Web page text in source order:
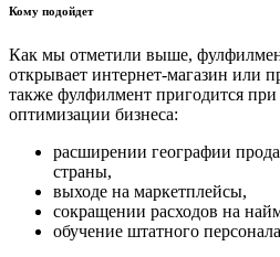
Кому подойдет
Как мы отметили выше,
открывает интернет-магазин или
также фулфилмент пригодится
оптимизации бизнеса:
расширении географии
страны,
выходе на маркетплейсы,
сокращении расходов на
обучение штатного